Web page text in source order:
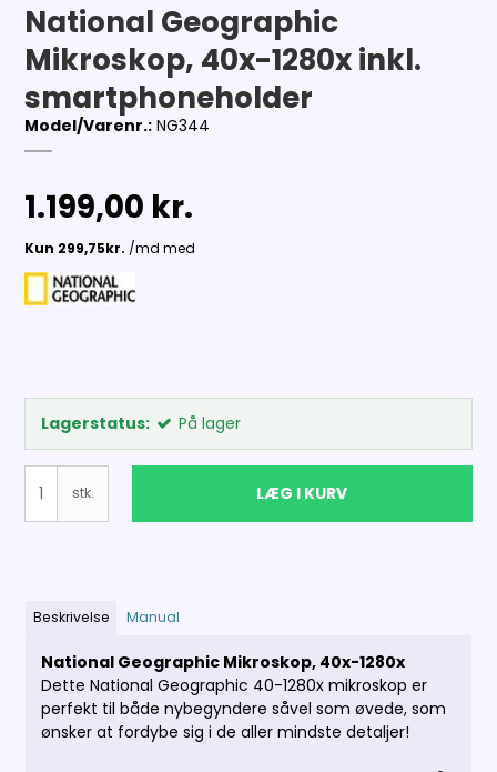
National Geographic
Mikroskop, 40x-1280x inkl.
smartphoneholder
Model/Varenr.: NG344
1.199,00 kr.
Lagerstatus: På lager
stk. LÆG I KURV
Beskrivelse Manual
National Geographic Mikroskop, 40x-1280x
Dette National Geographic 40-1280x mikroskop er
perfekt til både nybegyndere såvel som øvede, som
ønsker at fordybe sig i de aller mindste detaljer!